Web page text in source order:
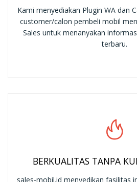
Kami menyediakan Plugin WA dan
customer/calon pembeli mobil
Sales untuk menanyakan
terbaru.
BERKUALITAS TANPA
sales-mobil.id menyedikan fasilitas